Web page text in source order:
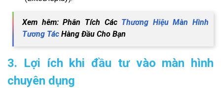
Xem hêm: Phân Tích Các Thương Hiệu Màn Hình
Tương Tác Hàng Đầu Cho Bạn
3. Lợi ích khi đầu tư vào màn hình
chuyên dụng